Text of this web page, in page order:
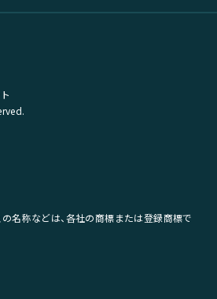
の名称などは、各社の商標または登録商標で